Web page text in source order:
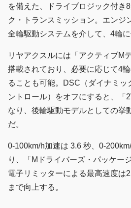
を備えた、ドライブロジック付き
ク・トランスミッション。エンジ
全輪駆動システムを介して、4輪に
リヤアクスルには「アクティブM
搭載されており、必要に応じて4
ることも可能。DSC（ダイナミッ
ントロール）をオフにすると、「
なり、後輪駆動モデルとしての挙
だ。
0-100km/h加速は 3.6 秒、0-
り、「Mドライバーズ・パッケー
電子リミッターによる最高速度は
まで向上する。